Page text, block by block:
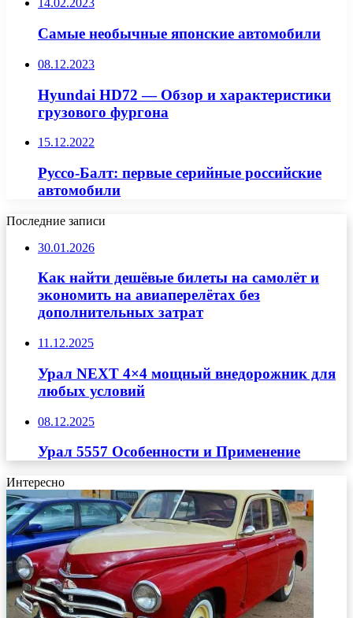
14.02.2023
Самые необычные японские автомобили
08.12.2023
Hyundai HD72 — Обзор и характеристики
грузового фургона
15.12.2022
Руссо-Балт: первые серийные российские
автомобили
Последние записи
30.01.2026
Как найти дешёвые билеты на самолёт и
экономить на авиаперелётах без
дополнительных затрат
11.12.2025
Урал NEXT 4×4 мощный внедорожник для
любых условий
08.12.2025
Урал 5557 Особенности и Применение
Интересно